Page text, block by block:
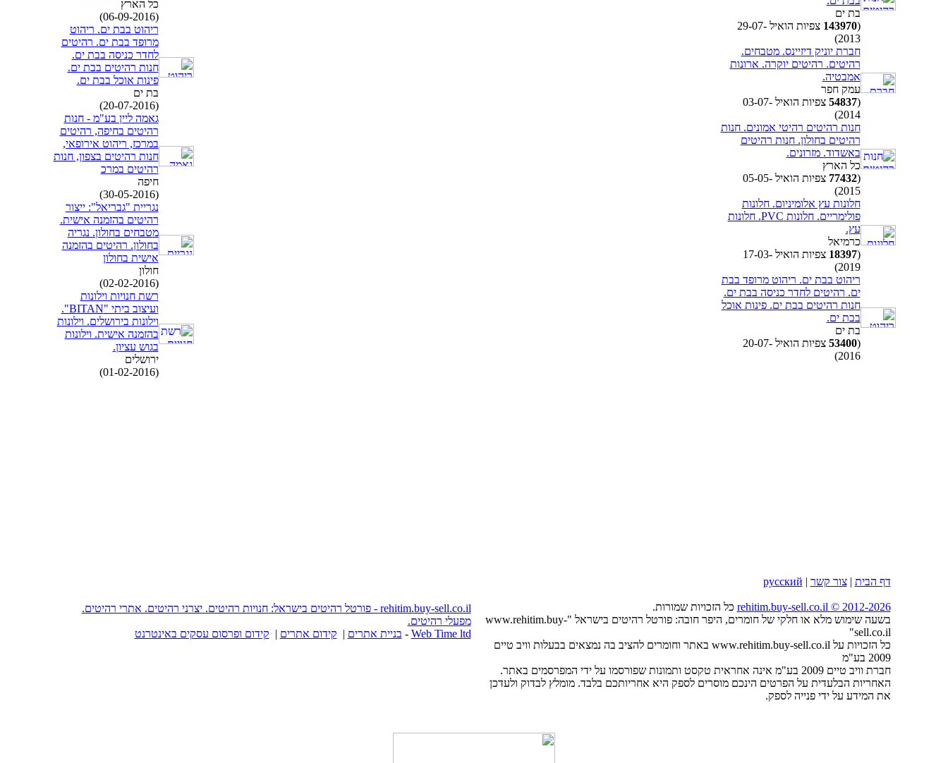
בת ים
(
143970
צפיות הואיל 29-07-
2013)
חברת יוניק דיזיינס. מטבחים.
רהיטים. רהיטים יוקרה. ארונות
אמבטיה.
עמק חפר
(
54837
צפיות הואיל 03-07-
2014)
חנות רהיטים רהיטי אמונים. חנות
רהיטים בחולון. חנות רהיטים
באשדוד. מזרונים.
כל הארץ
(
77432
צפיות הואיל 05-05-
2015)
חלונות עץ אלומיניום. חלונות
פולימריים. חלונות PVC. חלונות
עץ.
כרמיאל
(
18397
צפיות הואיל 17-03-
2019)
ריהוט בבת ים. ריהוט מרופד בבת
ים. רהיטים לחדר כניסה בבת ים.
חנות רהיטים בבת ים. פינות אוכל
בבת ים.
בת ים
(
53400
צפיות הואיל 20-07-
2016)
כל הארץ
(06-09-2016)
ריהוט בבת ים. ריהוט
מרופד בבת ים. רהיטים
לחדר כניסה בבת ים.
חנות רהיטים בבת ים.
פינות אוכל בבת ים.
בת ים
(20-07-2016)
גאמה ליין בע"מ - חנות
רהיטים בחיפה, רהיטים
במרכז, ריהוט אירופאי,
חנות רהיטים בצפון, חנות
רהיטים במרכ
חיפה
(30-05-2016)
נגריית "גבריאל": ייצור
רהיטים בהזמנה אישית.
מטבחים בחולון. נגריה
בחולון. רהיטים בהזמנה
אישית בחולון
חולון
(02-02-2016)
רשת חנויות וילונות
ועיצוב ביתי "BITAN".
וילונות בירושלים. וילונות
בהזמנה אישית. וילונות
בגוש עציון.
ירושלים
(01-02-2016)
דף הבית |צור קשר |
русский
rehitim.buy-sell.co.il © 2012-2026
כל הזכויות שמורות.
בשעה שימוש מלא או חלקי של חומרים, היפר חובה: פורטל רהיטים בישראל "www.rehitim.buy-
sell.co.il"
כל הזכויות על www.rehitim.buy-sell.co.il באתר וחומרים להציב בה נמצאים בבעלות וויב טיים
2009 בע"מ
חברת וויב טיים 2009 בע"מ אינה אחראית טקסט ותמונות שפורסמו על ידי המפרסמים באתר.
האחריות הבלעדית על הפרטים הינכם מוסרים לספק היא אחריותכם בלבד. מומלץ לבדוק ולעדכן
את המידע על ידי פנייה לספק.
rehitim.buy-sell.co.il - פורטל רהיטים בישראל: חנויות רהיטים. יצרני רהיטים. אתרי רהיטים.
מפעלי רהיטים.
Web Time ltd
- בניית אתרים | קידום אתרים | קידום ופרסום עסקים באינטרנט